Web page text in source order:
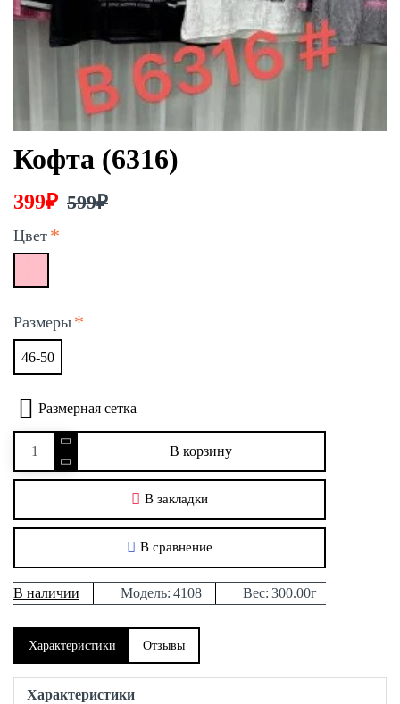
Кофта (6316)
В наличии Модель: 4108 Вес: 300.00г
399₽ 599₽
Цвет
Размеры
46-50
В корзину
В закладки
В сравнение
Размерная сетка
Характеристики Отзывы
Характеристики